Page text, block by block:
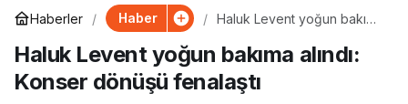
Haberler Haber
Haluk Levent yoğun bakıma
fenalaştı
Haluk Levent yoğun bakıma alındı:
Konser dönüşü fenalaştı